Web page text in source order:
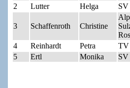
2
Lutter Helga SV
3 Schaffenroth Christine
4
Reinhardt Petra
TV
5
Ertl Monika SV